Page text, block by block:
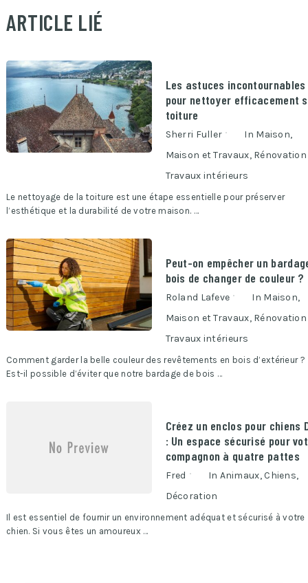
ARTICLE LIÉ
Les astuces incontournables
pour nettoyer efficacement
toiture
Sherri Fuller In Maison,
Maison et Travaux,
Travaux intérieurs
Le nettoyage de la toiture est une étape essentielle pour préserver
l’esthétique et la durabilité de votre maison. …
Peut-on empêcher un
bois de changer de couleur ?
Roland Lafeve In Maison,
Maison et Travaux,
Travaux intérieurs
Comment garder la belle couleur des revêtements en bois d’extérieur ?
Est-il possible d’éviter que notre bardage de bois …
Créez un enclos pour chiens
: Un espace sécurisé pour
compagnon à quatre pattes
Fred In Animaux, Chiens,
Décoration
Il est essentiel de fournir un environnement adéquat et sécurisé à votre
chien. Si vous êtes un amoureux …